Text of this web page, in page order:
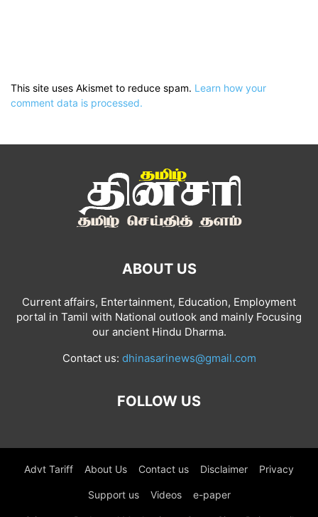
This site uses Akismet to reduce spam. Learn how your
comment data is processed.
ABOUT US
Current affairs, Entertainment, Education, Employment
portal in Tamil with National outlook and mainly Focusing
our ancient Hindu Dharma.
Contact us: dhinasarinews@gmail.com
FOLLOW US
Advt Tariff About Us Contact us Disclaimer Privacy
Support us Videos e-paper